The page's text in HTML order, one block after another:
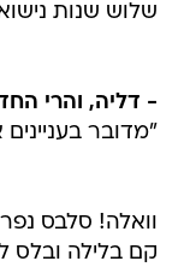
שלוש שנות
- דליה, והרי
"מדובר
וואלה! סלבס
קם בלילה ובלס